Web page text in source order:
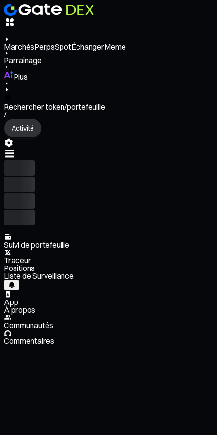
MarchésPerpsSpotÉchangerMeme
Parrainage
Plus
Rechercher token/portefeuille
/
Activité
Suivi de portefeuille
Traceur
Positions
Liste de Surveillance
App
À propos
Communautés
Commentaires